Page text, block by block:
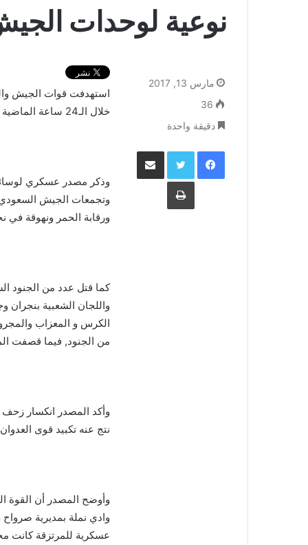
نوعية لوحدات
استهدفت قوات الجيش
خلال الـ24 ساعة الماضية في عدد من الجبهات ردا على استمرار جرائم العدوان. .
وذكر مصدر عسكري
وتجمعات الجيش
ورقابة الحمر ونهوقة
كما قتل عدد من الجنود
واللجان الشعبية
الكرس و المعزاب
من الجنود, فيما قصفت
وأكد المصدر انكسار
نتج عنه تكبيد قوى
وأوضح المصدر أن القوة
وادي نملة بمديرية
عسكرية للمرتزقة كانت
مارس 13, 2017
36
دقيقة واحدة
فيسبوك تويتر
طباعة